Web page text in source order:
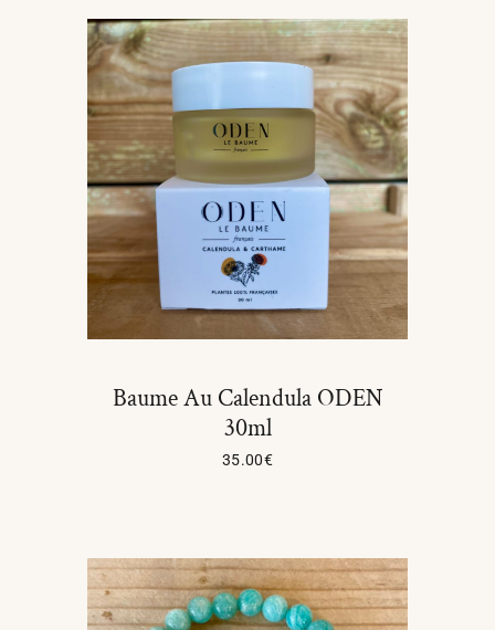
Baume Au Calendula ODEN
30ml
35.00€